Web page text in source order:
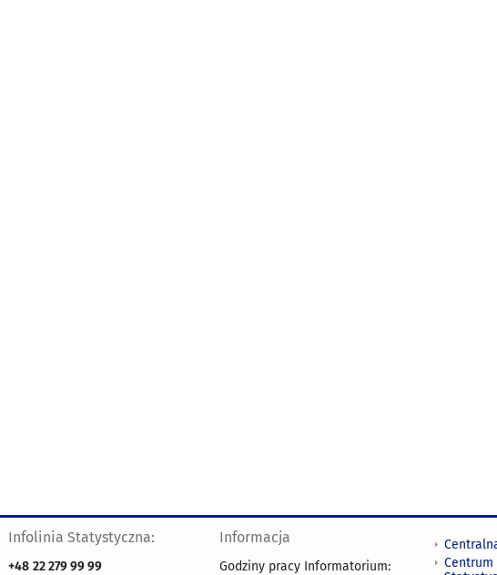
Infolinia Statystyczna:
+48 22 279 99 99
Informacja
Godziny pracy Informatorium: